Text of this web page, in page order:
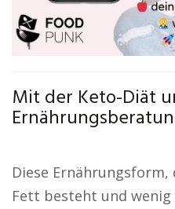
Mit der Keto-Diät
Diese
Fett besteht und